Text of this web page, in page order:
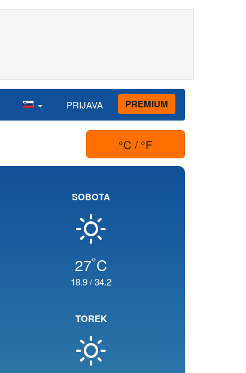
PRIJAVA PREMIUM
°C / °F
SOBOTA
27°C
18.9/34.2
TOREK